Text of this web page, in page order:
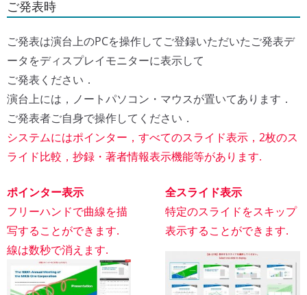
ご発表時
ご発表は演台上のPCを操作してご登録いただいたご発表デ
ータをディスプレイモニターに表示して
ご発表ください．
演台上には，ノートパソコン・マウスが置いてあります．
ご発表者ご自身で操作してください．
システムにはポインター，すべてのスライド表示，2枚のス
ライド比較，抄録・著者情報表示機能等があります.
ポインター表示
フリーハンドで曲線を描
写することができます.
線は数秒で消えます.
全スライド表示
特定のスライドをスキップ
表示することができます.